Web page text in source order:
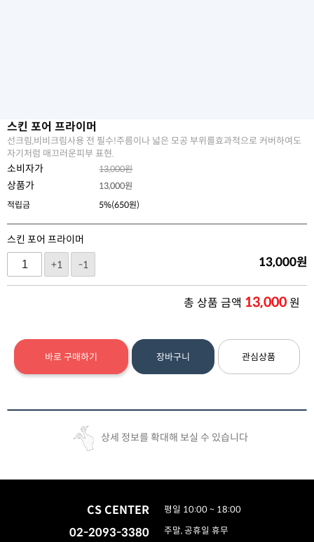
스킨 포어 프라이머
선크림,비비크림사용 전 필수!주름이나 넓은 모공 부위를효과적으로 커버하여도
자기처럼 매끄러운피부 표현.
소비자가 13,000원
상품가 13,000원
적립금
5%(650원)
스킨 포어 프라이머
+1
-1 13,000원
총 상품 금액 13,000원
바로 구매하기 장바구니 관심상품
상세 정보를 확대해 보실 수 있습니다
CS CENTER
02-2093-3380
평일 10:00 ~ 18:00
주말, 공휴일 휴무